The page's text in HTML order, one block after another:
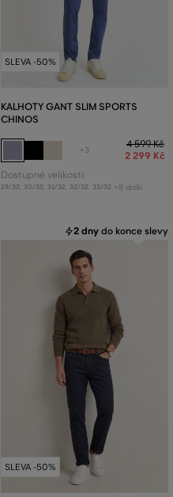
SLEVA -50%
KALHOTY GANT SLIM SPORTS
CHINOS
+3
4 599 Kč
2 299 Kč
Dostupné velikosti:
29/32 30/32 31/32 32/32 33/32 +8 další
2 dny do konce slevy
SLEVA -50%